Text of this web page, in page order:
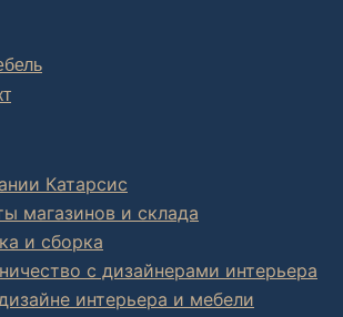
Катарсис
магазинов и склада
и сборка
с дизайнерами интерьера
интерьера и мебели
Matthew
интерьера: замер, подготовка